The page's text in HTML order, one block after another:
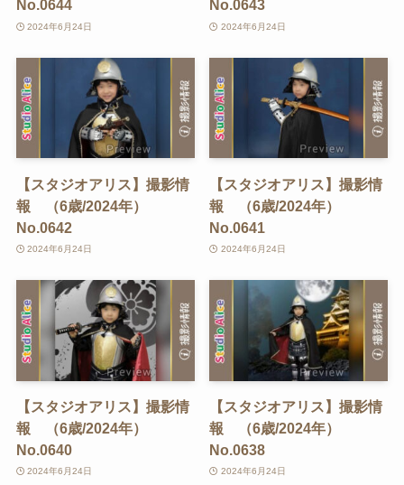
No.0644
2024年6月24日
No.0643
2024年6月24日
【スタジオアリス】撮影情
報 （6歳/2024年）
No.0642
2024年6月24日
【スタジオアリス】撮影情
報 （6歳/2024年）
No.0641
2024年6月24日
【スタジオアリス】撮影情
報 （6歳/2024年）
No.0640
2024年6月24日
【スタジオアリス】撮影情
報 （6歳/2024年）
No.0638
2024年6月24日